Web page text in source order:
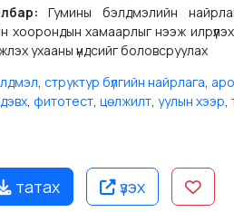
Гумины бэлдмэлийн
хоорондын хамаарлыг нээж
ухааны үндсийг боловсруулах
, структур бүлгийн найрлага,
, фитотест, цөлжилт, уулын хээр,
татах үзэх